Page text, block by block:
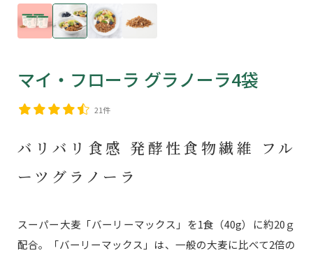
マイ・フローラ グラノーラ4袋
21件
バリバリ食感 発酵性食物繊維 フル
ーツグラノーラ
スーパー大麦「バーリーマックス」を1食（40g）に約20ｇ
配合。「バーリーマックス」は、一般の大麦に比べて2倍の